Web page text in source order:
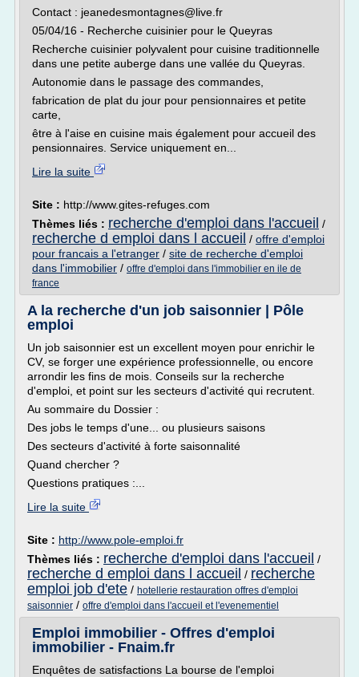
Contact : jeanedesmontagnes@live.fr
05/04/16 - Recherche cuisinier pour le Queyras
Recherche cuisinier polyvalent pour cuisine traditionnelle
dans une petite auberge dans une vallée du Queyras.
Autonomie dans le passage des commandes,
fabrication de plat du jour pour pensionnaires et petite
carte,
être à l'aise en cuisine mais également pour accueil des
pensionnaires. Service uniquement en...
Lire la suite
Site : http://www.gites-refuges.com
Thèmes liés : recherche d'emploi dans l'accueil /
recherche d emploi dans l accueil / offre d'emploi
pour francais a l'etranger / site de recherche d'emploi
dans l'immobilier / offre d'emploi dans l'immobilier en ile de
france
A la recherche d'un job saisonnier | Pôle
emploi
Un job saisonnier est un excellent moyen pour enrichir le
CV, se forger une expérience professionnelle, ou encore
arrondir les fins de mois. Conseils sur la recherche
d'emploi, et point sur les secteurs d'activité qui recrutent.
Au sommaire du Dossier :
Des jobs le temps d'une... ou plusieurs saisons
Des secteurs d'activité à forte saisonnalité
Quand chercher ?
Questions pratiques :...
Lire la suite
Site : http://www.pole-emploi.fr
Thèmes liés : recherche d'emploi dans l'accueil /
recherche d emploi dans l accueil / recherche
emploi job d'ete / hotellerie restauration offres d'emploi
saisonnier / offre d'emploi dans l'accueil et l'evenementiel
Emploi immobilier - Offres d'emploi
immobilier - Fnaim.fr
Enquêtes de satisfactions La bourse de l'emploi